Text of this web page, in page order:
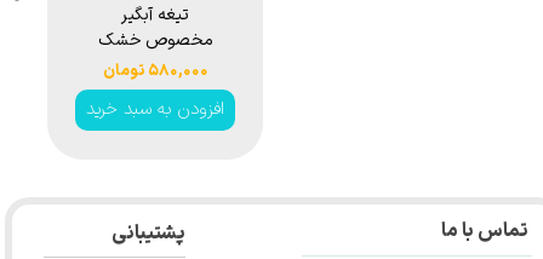
تیغه آبگیر
مخصوص خشک
کردن ماشین مدل
Flexi blade
۵۸۰,۰۰۰ تومان
افزودن به سبد خرید
تماس با ما پشتیبانی